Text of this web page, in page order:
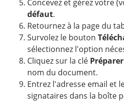
Concevez et gérez votre
défaut.
Retournez à la page du
Survolez le bouton
sélectionnez l'option
Cliquez sur la clé
nom du document.
Entrez l'adresse email et
signataires dans la boîte